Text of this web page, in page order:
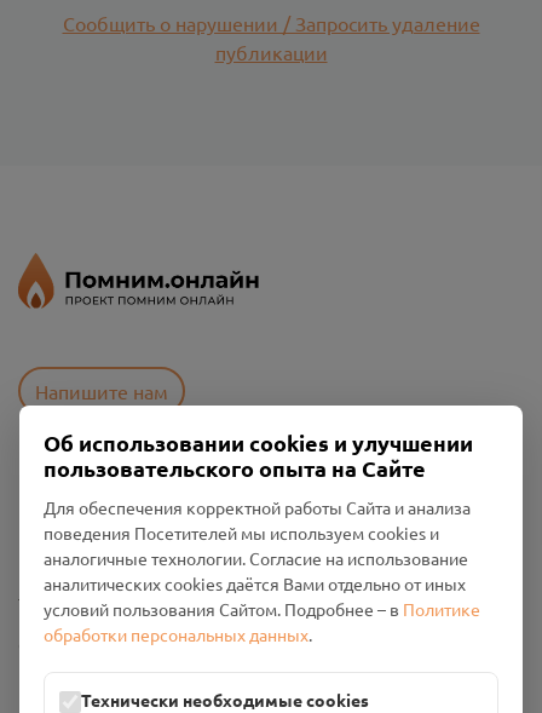
Сообщить о нарушении / Запросить удаление
публикации
Напишите нам
Политика конфиденциальности
Промо-материалы
Настройки cookies
Общество с ограниченной ответственностью «Смоленский
Проект Помним»
ИНН: 6700029207 ОГРН: 1256700001986
Об использовании cookies и улучшении
пользовательского опыта на Сайте
Для обеспечения корректной работы Сайта и анализа
поведения Посетителей мы используем cookies и
аналогичные технологии. Согласие на использование
аналитических cookies даётся Вами отдельно от иных
условий пользования Сайтом. Подробнее – в Политике
обработки персональных данных.
Технически необходимые cookies